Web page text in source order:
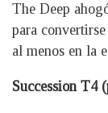
The Deep
para
al menos en la
Succession T4